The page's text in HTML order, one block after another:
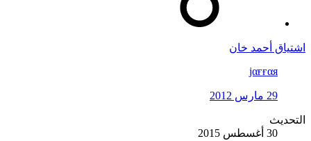
اشتياق أحمد خان
jαғғαя
29 مارس 2012
التحديث
30 أغسطس 2015